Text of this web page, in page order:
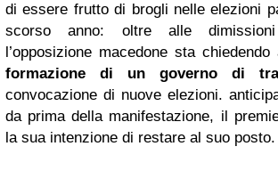
di essere frutto di brogli nelle elezioni
scorso anno: oltre alle
l’opposizione macedone sta
formazione di un governo di
convocazione di nuove elezioni.
da prima della manifestazione, il
la sua intenzione di restare al suo posto.